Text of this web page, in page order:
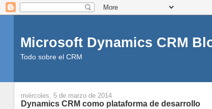
Microsoft Dynamics CRM
Todo sobre el CRM
miércoles, 5 de marzo de 2014
Dynamics CRM como plataforma de desarrollo